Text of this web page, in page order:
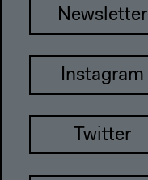
Newsletter
Instagram
Twitter